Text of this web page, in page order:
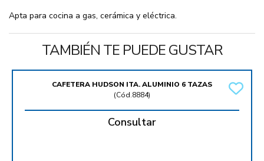
Apta para cocina a gas, cerámica y eléctrica.
TAMBIÉN TE PUEDE GUSTAR
CAFETERA HUDSON ITA. ALUMINIO 6 TAZAS
(Cód.8884)
Consultar